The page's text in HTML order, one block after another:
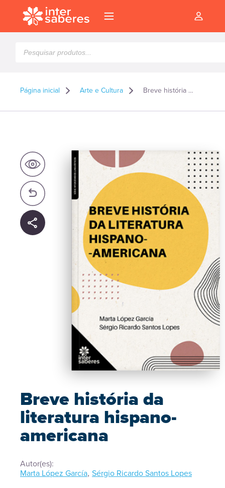
produtos
Página inicial Arte e Cultura Breve história da literatura hispano-americana
Breve história da
literatura hispano-
americana
Autor(es):
Marta López García, Sérgio Ricardo Santos Lopes